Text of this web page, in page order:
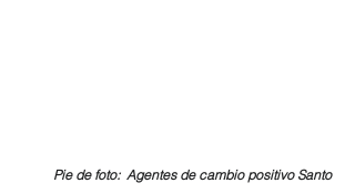
Pie de foto:  Agentes de cambio positivo Santo